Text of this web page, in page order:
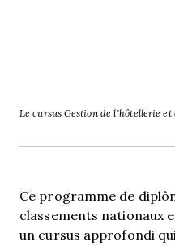
Le cursus Gestion de l’hôtellerie
Ce programme de
classements nationaux
un cursus approfondi